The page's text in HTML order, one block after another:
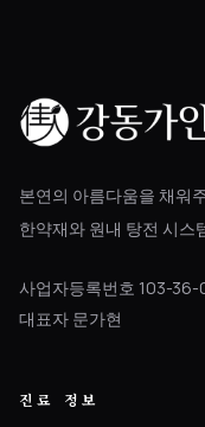
본연의 아름다움을 채워
한약재와 원내 탕전 시스
사업자등록번호 103-36-
대표자 문가현
진료 정보